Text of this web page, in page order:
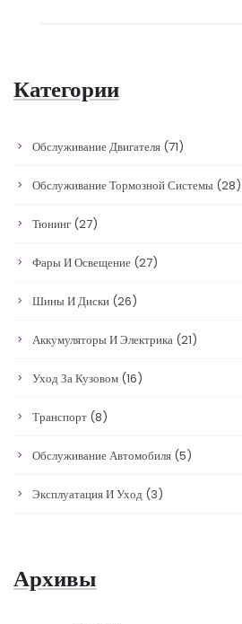
Категории
Обслуживание Двигателя (71)
Обслуживание Тормозной Системы (28)
Тюнинг (27)
Фары И Освещение (27)
Шины И Диски (26)
Аккумуляторы И Электрика (21)
Уход За Кузовом (16)
Транспорт (8)
Обслуживание Автомобиля (5)
Эксплуатация И Уход (3)
Архивы